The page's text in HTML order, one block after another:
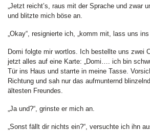
„Jetzt reicht’s, raus mit der Sprache und zwar
und blitzte mich böse an.
„Okay“, resignierte ich, „komm mit, lass uns
Domi folgte mir wortlos. Ich bestellte uns zwei
jetzt alles auf eine Karte: „Domi…. ich bin
Tür ins Haus und starrte in meine Tasse.
Richtung und sah nur das aufmunternd
ältesten Freundes.
„Ja und?“, grinste er mich an.
„Sonst fällt dir nichts ein?“, versuchte ich ihn